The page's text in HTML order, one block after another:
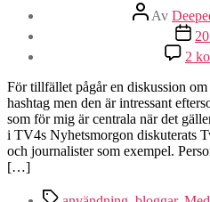
Av
2
För tillfället pågår en diskussion
hashtag men den är intressant
som för mig är centrala när det
i TV4s Nyhetsmorgon diskuterats
och journalister som exempel.
[…]
Etiketter